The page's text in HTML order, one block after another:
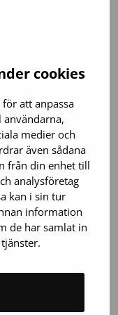
cookies
att anpassa
medier och
även sådana
från din enhet till
analysföretag
kan i sin tur
information
de har samlat in
och
privat
blodprov från
donationen.
är helt okej, inget
och kan
för